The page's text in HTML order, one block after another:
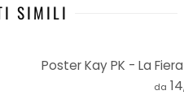
SIMILI
Poster Kay PK - La
da